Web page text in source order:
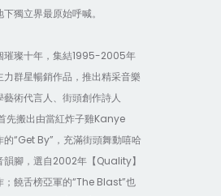
獨立界最原始呼喊。
璨十年，集結1995-2005年
力群星暢銷作品，推出精采音樂
藝術代言人、街頭創作詩人
先搬出由當紅炸子雞Kanye
的“Get By” ，充滿街頭舞動嘻哈
韻腳，選自 2002年【 Quality】
；饒舌榜亞軍的“The Blast”也